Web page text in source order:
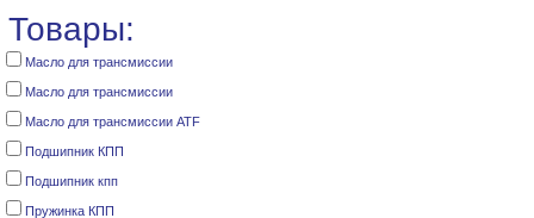
Товары:
Масло для трансмиссии
Масло для трансмиссии
Масло для трансмиссии ATF
Подшипник КПП
Подшипник кпп
Пружинка КПП